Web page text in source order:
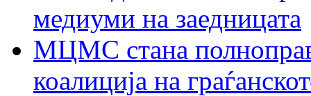
медиуми на заедницата
МЦМС стана
коалиција на